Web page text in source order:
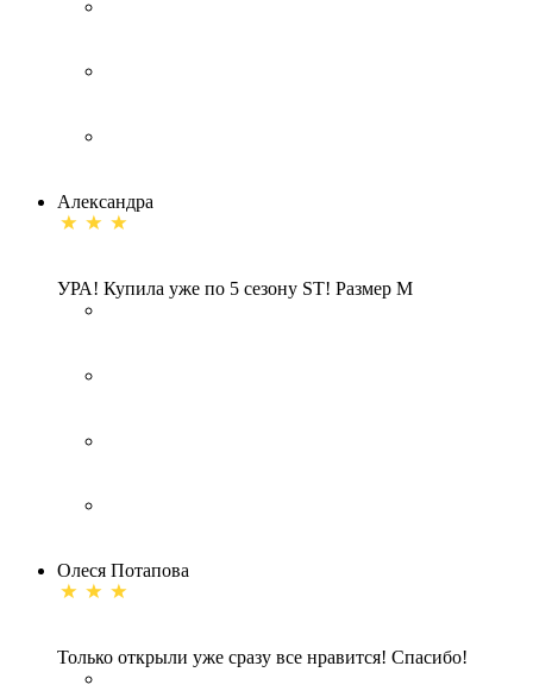
Александра
УРА! Купила уже по 5 сезону ST! Размер М
Οлеся Πотапова
Только открыли уже сразу все нравится! Спасибо!